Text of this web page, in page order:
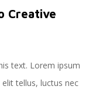
Creative
text. Lorem ipsum
tellus, luctus nec